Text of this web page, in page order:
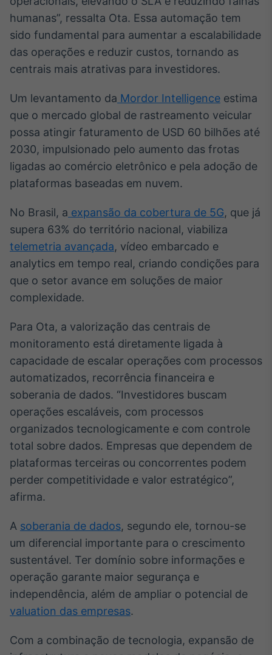
IA
Em breve
BroadFast
Em breve
Investimentos
Em breve
Tokenização
Crédito
Em breve
humanas”, ressalta Ota. Essa automação tem
sido fundamental para aumentar a escalabilidade
das operações e reduzir custos, tornando as
centrais mais atrativas para investidores.
Um levantamento da Mordor Intelligence estima
que o mercado global de rastreamento veicular
possa atingir faturamento de USD 60 bilhões até
2030, impulsionado pelo aumento das frotas
ligadas ao comércio eletrônico e pela adoção de
plataformas baseadas em nuvem.
No Brasil, a expansão da cobertura de 5G, que já
supera 63% do território nacional, viabiliza
telemetria avançada, vídeo embarcado e
analytics em tempo real, criando condições para
que o setor avance em soluções de maior
complexidade.
Para Ota, a valorização das centrais de
monitoramento está diretamente ligada à
capacidade de escalar operações com processos
automatizados, recorrência financeira e
soberania de dados. “Investidores buscam
operações escaláveis, com processos
organizados tecnologicamente e com controle
total sobre dados. Empresas que dependem de
plataformas terceiras ou concorrentes podem
perder competitividade e valor estratégico”,
afirma.
A soberania de dados, segundo ele, tornou-se
um diferencial importante para o crescimento
sustentável. Ter domínio sobre informações e
operação garante maior segurança e
independência, além de ampliar o potencial de
valuation das empresas.
Com a combinação de tecnologia, expansão de